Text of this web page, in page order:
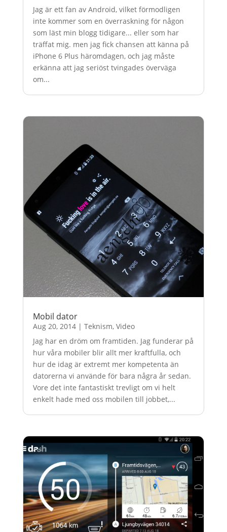
Jag är ett fan av Android, vilket förmodligen
inte kommer som en överraskning för någon
som läst min blogg tidigare... eller som har
träffat mig. men jag fick chansen att känna på
iPhone 6 Plus häromdagen, och jag måste
erkänna att jag seriöst tvingades överväga
om...
Mobil dator
Aug 20, 2014| Teknism, Video
Jag har en dröm om framtiden. Jag funderar på
hur våra mobiler blir allt mer kraftfulla, och
hur de idag är extremt mer kompetenta än
datorerna vi använde för bara några år sedan.
Vore det inte fantastiskt trevligt om vi helt
enkelt hade med oss mobilen till jobbet,...